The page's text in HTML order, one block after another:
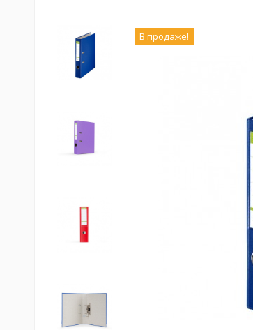
В продаже!